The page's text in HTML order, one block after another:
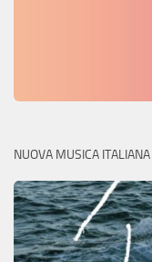
NUOVA MUSICA ITALIANA